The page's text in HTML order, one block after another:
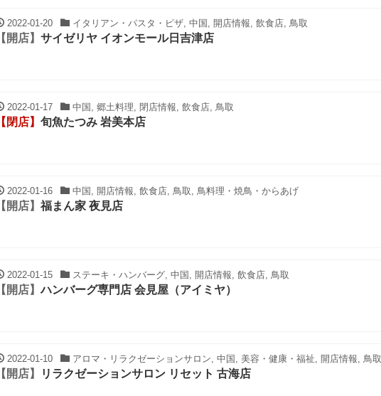
2022-01-20 イタリアン・パスタ・ピザ, 中国, 開店情報, 飲食店, 鳥取
【開店】 サイゼリヤ イオンモール日吉津店
2022-01-17 中国, 郷土料理, 閉店情報, 飲食店, 鳥取
【閉店】 旬魚たつみ 岩美本店
2022-01-16 中国, 開店情報, 飲食店, 鳥取, 鳥料理・焼鳥・からあげ
【開店】 福まん家 夜見店
2022-01-15 ステーキ・ハンバーグ, 中国, 開店情報, 飲食店, 鳥取
【開店】ハンバーグ専門店 会見屋（アイミヤ）
2022-01-10 アロマ・リラクゼーションサロン, 中国, 美容・健康・福祉, 開店情報, 鳥取
【開店】 リラクゼーションサロン リセット 古海店